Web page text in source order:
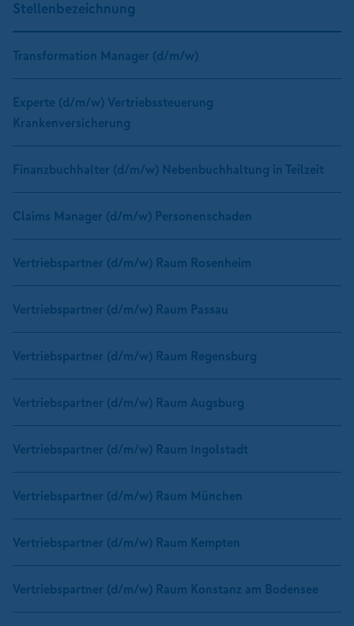
Stellen­bezeichnung
Transformation Manager (d/m/w)
Experte (d/m/w) Vertriebssteuerung
Krankenversicherung
Finanzbuchhalter (d/m/w) Nebenbuchhaltung in Teilzeit
Claims Manager (d/m/w) Personenschaden
Vertriebspartner (d/m/w) Raum Rosenheim
Vertriebspartner (d/m/w) Raum Passau
Vertriebspartner (d/m/w) Raum Regensburg
Vertriebspartner (d/m/w) Raum Augsburg
Vertriebspartner (d/m/w) Raum Ingolstadt
Vertriebspartner (d/m/w) Raum München
Vertriebspartner (d/m/w) Raum Kempten
Vertriebspartner (d/m/w) Raum Konstanz am Bodensee